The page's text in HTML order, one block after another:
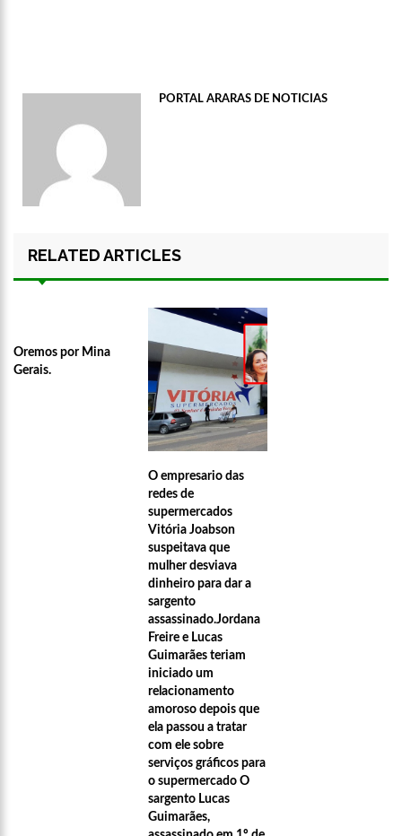
Vem ai o Bloco das Abandonadas do Nucleo 13 na
PORTAL ARARAS DE NOTICIAS
RELATED ARTICLES
Oremos por Mina
Gerais.
O empresario das
redes de
supermercados
Vitória Joabson
suspeitava que
mulher desviava
dinheiro para dar a
sargento
assassinado.Jordana
Freire e Lucas
Guimarães teriam
iniciado um
relacionamento
amoroso depois que
ela passou a tratar
com ele sobre
serviços gráficos para
o supermercado O
sargento Lucas
Guimarães,